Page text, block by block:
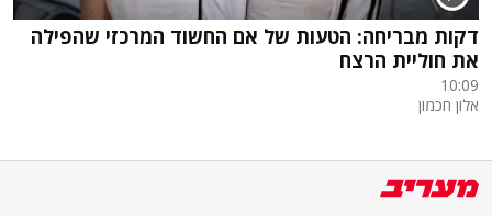
דקות מבריחה: הטעות של אם החשוד המרכזי שהפילה
את חוליית הרצח
10:09
אלון חכמון